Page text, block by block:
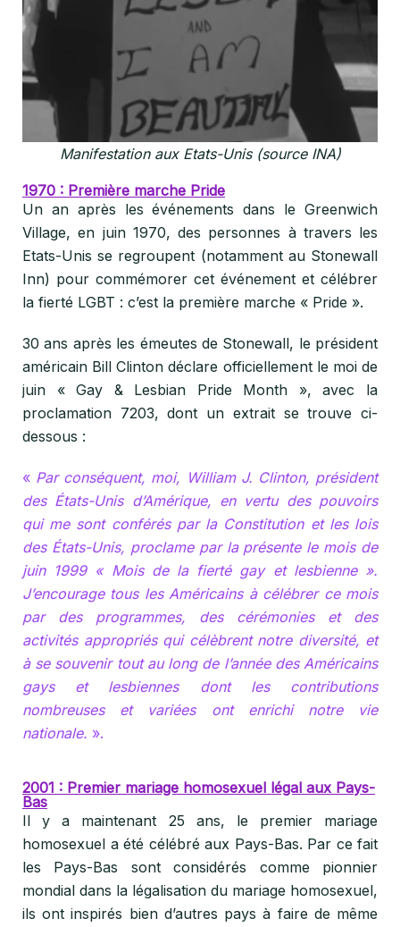
Manifestation aux Etats-Unis (source INA)
1970 : Première marche Pride
Un an après les événements dans le Greenwich
Village, en juin 1970, des personnes à travers les
Etats-Unis se regroupent (notamment au Stonewall
Inn) pour commémorer cet événement et célébrer
la fierté LGBT : c’est la première marche « Pride ».
30 ans après les émeutes de Stonewall, le président
américain Bill Clinton déclare officiellement le moi de
juin « Gay & Lesbian Pride Month », avec la
proclamation 7203, dont un extrait se trouve ci-
dessous :
« Par conséquent, moi, William J. Clinton, président
des États-Unis d’Amérique, en vertu des pouvoirs
qui me sont conférés par la Constitution et les lois
des États-Unis, proclame par la présente le mois de
juin 1999 « Mois de la fierté gay et lesbienne ».
J’encourage tous les Américains à célébrer ce mois
par des programmes, des cérémonies et des
activités appropriés qui célèbrent notre diversité, et
à se souvenir tout au long de l’année des Américains
gays et lesbiennes dont les contributions
nombreuses et variées ont enrichi notre vie
nationale. ».
2001 : Premier mariage homosexuel légal aux Pays-
Bas
Il y a maintenant 25 ans, le premier mariage
homosexuel a été célébré aux Pays-Bas. Par ce fait
les Pays-Bas sont considérés comme pionnier
mondial dans la légalisation du mariage homosexuel,
ils ont inspirés bien d’autres pays à faire de même